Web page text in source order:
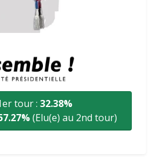
tour : 32.38%
(Elu(e) au 2nd tour)